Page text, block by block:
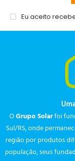
Eu aceito
OGrupo Solarfoi
Sul/RS, onde
região por produtos
população, seus